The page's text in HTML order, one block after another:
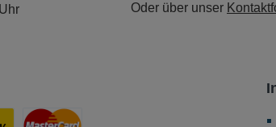
Oder über unser